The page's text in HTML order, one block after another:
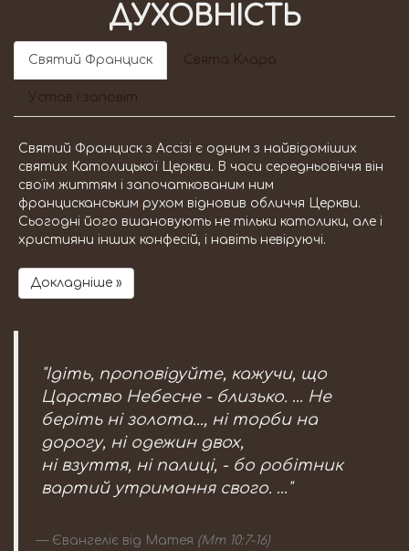
ДУХОВНІСТЬ
Святий Франциск Свята Клара
Устав і заповіт
Святий Франциск з Ассізі є одним з найвідоміших
святих Католицької Церкви. В часи середньовіччя він
своїм життям і започаткованим ним
францисканським рухом відновив обличчя Церкви.
Сьогодні його вшановують не тільки католики, але і
християни інших конфесій, і навіть невіруючі.
Докладніше »
"Ідіть, проповідуйте, кажучи, що
Царство Небесне - близько. … Не
беріть ні золота..., ні торби на
дорогу, ні одежин двох,
ні взуття, ні палиці, - бо робітник
вартий утримання свого. …"
Євангеліє від Матея (Мт 10:7-16)